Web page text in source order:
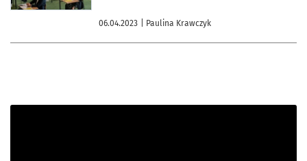
06.04.2023 | Paulina Krawczyk